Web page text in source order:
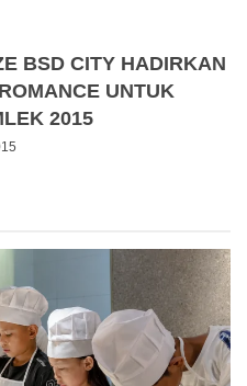
BSD CITY HADIRKAN
UNTUK
2015